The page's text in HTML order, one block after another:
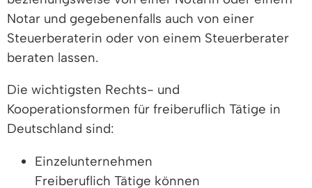
Notar und gegebenenfalls auch von einer
Steuerberaterin oder von einem Steuerberater
beraten lassen.
Die wichtigsten Rechts- und
Kooperationsformen für freiberuflich Tätige in
Deutschland sind:
Einzelunternehmen
Freiberuflich Tätige können